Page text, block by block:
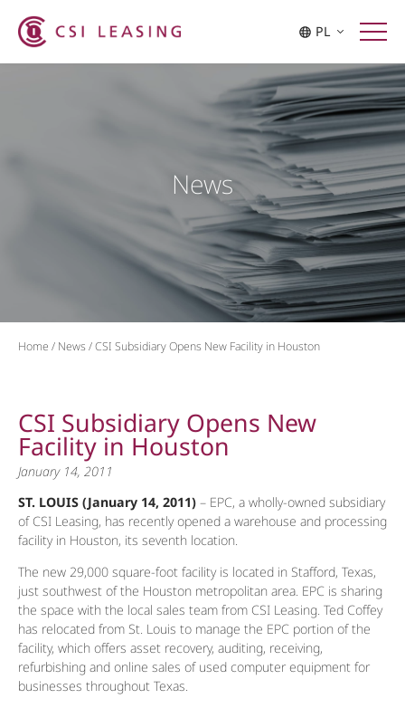
PL
News
Home / News/CSI Subsidiary Opens New Facility in Houston
CSI Subsidiary Opens New
Facility in Houston
January 14, 2011
ST. LOUIS (January 14, 2011) – EPC, a wholly-owned subsidiary
of CSI Leasing, has recently opened a warehouse and processing
facility in Houston, its seventh location.
The new 29,000 square-foot facility is located in Stafford, Texas,
just southwest of the Houston metropolitan area. EPC is sharing
the space with the local sales team from CSI Leasing. Ted Coffey
has relocated from St. Louis to manage the EPC portion of the
facility, which offers asset recovery, auditing, receiving,
refurbishing and online sales of used computer equipment for
businesses throughout Texas.